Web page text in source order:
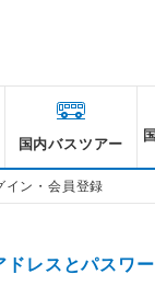
国内バスツアー
イン・会員登録
ドレスとパスワ